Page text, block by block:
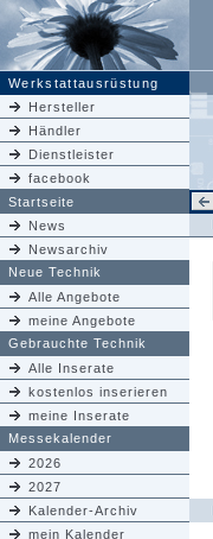
Werkstattausrüstung
Hersteller
Händler
Dienstleister
facebook
Startseite
News
Newsarchiv
Neue Technik
Alle Angebote
meine Angebote
Gebrauchte Technik
Alle Inserate
kostenlos inserieren
meine Inserate
Messekalender
2026
2027
Kalender-Archiv
mein Kalender